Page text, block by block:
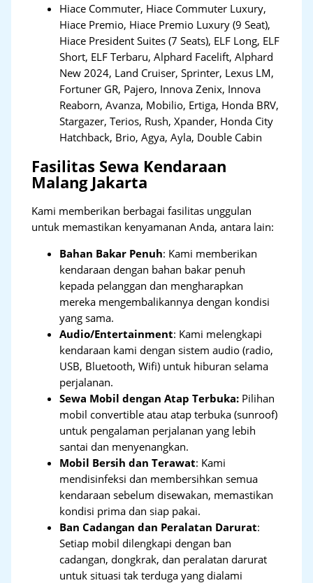
Hiace Commuter, Hiace Commuter Luxury,
Hiace Premio, Hiace Premio Luxury (9 Seat),
Hiace President Suites (7 Seats), ELF Long, ELF
Short, ELF Terbaru, Alphard Facelift, Alphard
New 2024, Land Cruiser, Sprinter, Lexus LM,
Fortuner GR, Pajero, Innova Zenix, Innova
Reaborn, Avanza, Mobilio, Ertiga, Honda BRV,
Stargazer, Terios, Rush, Xpander, Honda City
Hatchback, Brio, Agya, Ayla, Double Cabin
Fasilitas Sewa Kendaraan
Malang Jakarta
Kami memberikan berbagai fasilitas unggulan
untuk memastikan kenyamanan Anda, antara lain:
Bahan Bakar Penuh: Kami memberikan
kendaraan dengan bahan bakar penuh
kepada pelanggan dan mengharapkan
mereka mengembalikannya dengan kondisi
yang sama.
Audio/Entertainment: Kami melengkapi
kendaraan kami dengan sistem audio (radio,
USB, Bluetooth, Wifi) untuk hiburan selama
perjalanan.
Sewa Mobil dengan Atap Terbuka: Pilihan
mobil convertible atau atap terbuka (sunroof)
untuk pengalaman perjalanan yang lebih
santai dan menyenangkan.
Mobil Bersih dan Terawat: Kami
mendisinfeksi dan membersihkan semua
kendaraan sebelum disewakan, memastikan
kondisi prima dan siap pakai.
Ban Cadangan dan Peralatan Darurat:
Setiap mobil dilengkapi dengan ban
cadangan, dongkrak, dan peralatan darurat
untuk situasi tak terduga yang dialami